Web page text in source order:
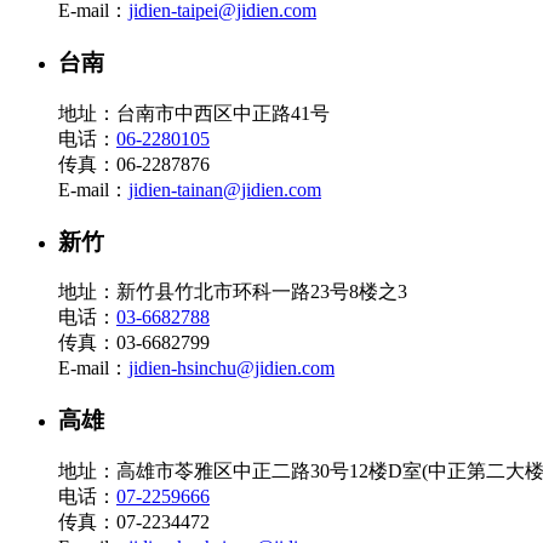
E-mail： jidien-taipei@jidien.com
台南
地址：台南市中西区中正路41号
电话： 06-2280105
传真：06-2287876
E-mail： jidien-tainan@jidien.com
新竹
地址：新竹县竹北市环科一路23号8楼之3
电话： 03-6682788
传真：03-6682799
E-mail： jidien-hsinchu@jidien.com
高雄
地址：高雄市苓雅区中正二路30号12楼D室(中正第二大
电话： 07-2259666
传真：07-2234472